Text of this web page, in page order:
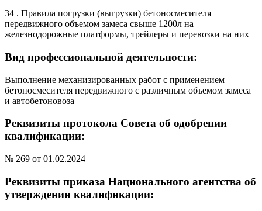
34 . Правила погрузки (выгрузки) бетоносмесителя
передвижного объемом замеса свыше 1200л на
железнодорожные платформы, трейлеры и перевозки на них
Вид профессиональной деятельности:
Выполнение механизированных работ с применением
бетоносмесителя передвижного с различным объемом замеса
и автобетоновоза
Реквизиты протокола Совета об одобрении
квалификации:
№ 269 от 01.02.2024
Реквизиты приказа Национального агентства об
утверждении квалификации: